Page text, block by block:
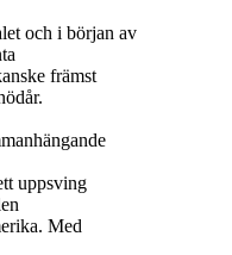
och i början av
främst
uppsving
Med